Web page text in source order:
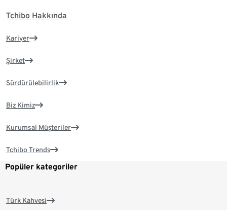
Tchibo Hakkında
Kariyer
Şirket
Sürdürülebilirlik
Biz Kimiz
Kurumsal Müşteriler
Tchibo Trends
Popüler kategoriler
Türk Kahvesi